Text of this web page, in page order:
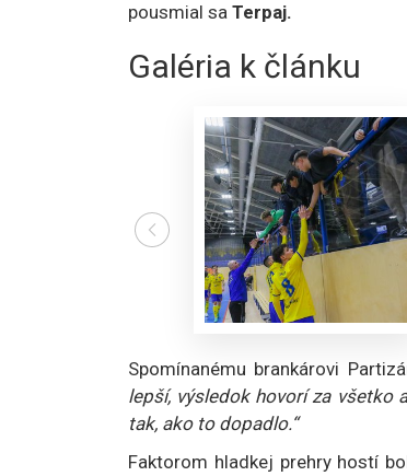
pousmial sa Terpaj.
Galéria k článku
Spomínanému brankárovi
lepší, výsledok hovorí za všetko
tak, ako to dopadlo.“
Faktorom hladkej prehry hostí